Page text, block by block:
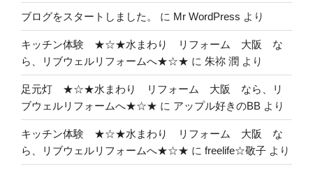
ブログをスタートしました。 に Mr WordPress より
キッチン体験 ★☆★水まわり リフォーム 大阪 な
ら、リブウェルリフォームへ★☆★ に 朱祢 潤 より
足元灯 ★☆★水まわり リフォーム 大阪 なら、リ
ブウェルリフォームへ★☆★ に アップル好きのBB より
キッチン体験 ★☆★水まわり リフォーム 大阪 な
ら、リブウェルリフォームへ★☆★ に freelife☆敬子 より